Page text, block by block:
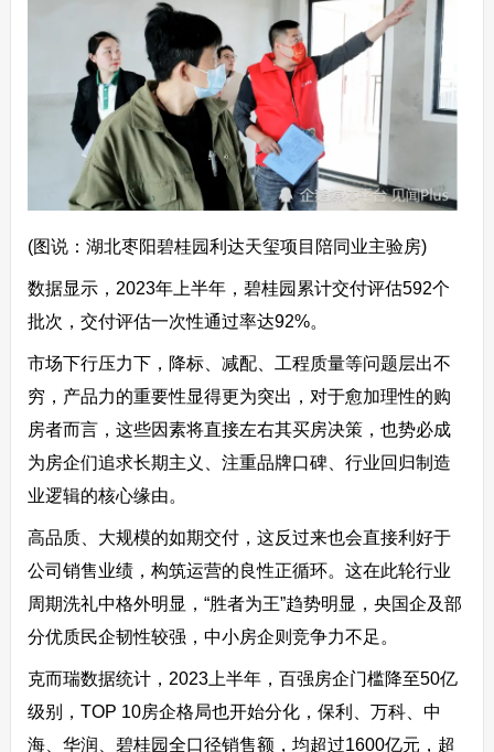
(图说：湖北枣阳碧桂园利达天玺项目陪同业主验房)
数据显示，2023年上半年，碧桂园累计交付评估592个
批次，交付评估一次性通过率达92%。
市场下行压力下，降标、减配、工程质量等问题层出不
穷，产品力的重要性显得更为突出，对于愈加理性的购
房者而言，这些因素将直接左右其买房决策，也势必成
为房企们追求长期主义、注重品牌口碑、行业回归制造
业逻辑的核心缘由。
高品质、大规模的如期交付，这反过来也会直接利好于
公司销售业绩，构筑运营的良性正循环。这在此轮行业
周期洗礼中格外明显，“胜者为王”趋势明显，央国企及部
分优质民企韧性较强，中小房企则竞争力不足。
克而瑞数据统计，2023上半年，百强房企门槛降至50亿
级别，TOP 10房企格局也开始分化，保利、万科、中
海、华润、碧桂园全口径销售额，均超过1600亿元，超